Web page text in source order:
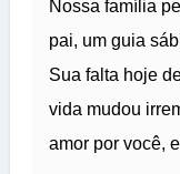
Nossa família
pai, um guia
Sua falta hoje
vida mudou
amor por você,